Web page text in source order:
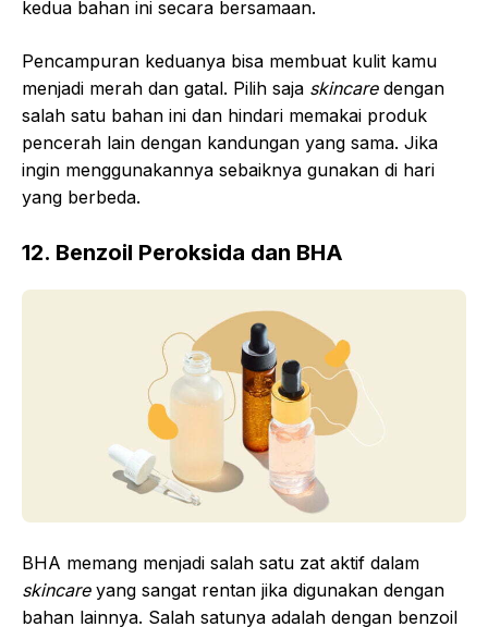
kedua bahan ini secara bersamaan.
Pencampuran keduanya bisa membuat kulit kamu
menjadi merah dan gatal. Pilih saja skincaredengan
salah satu bahan ini dan hindari memakai produk
pencerah lain dengan kandungan yang sama. Jika
ingin menggunakannya sebaiknya gunakan di hari
yang berbeda.
12. Benzoil Peroksida dan BHA
BHA memang menjadi salah satu zat aktif dalam
skincareyang sangat rentan jika digunakan dengan
bahan lainnya. Salah satunya adalah dengan benzoil